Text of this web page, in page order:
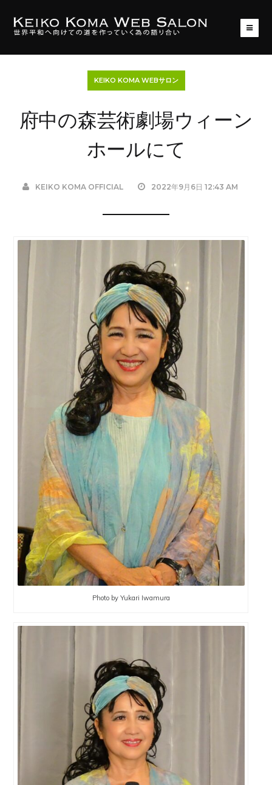
KEIKO KOMA WEBサロン
府中の森芸術劇場ウィーン
ホールにて
KEIKO KOMA OFFICIAL 2022年9月6日 12:43 AM
Photo by Yukari Iwamura